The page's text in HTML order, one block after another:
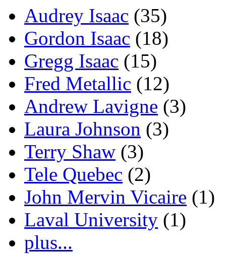
Audrey Isaac (35)
Gordon Isaac (18)
Gregg Isaac (15)
Fred Metallic (12)
Andrew Lavigne (3)
Laura Johnson (3)
Terry Shaw (3)
Tele Quebec (2)
John Mervin Vicaire (1)
Laval University (1)
plus...